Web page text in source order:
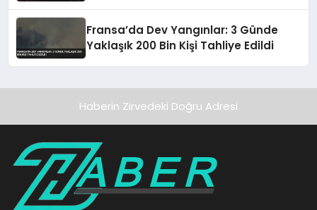
Fransa’da Dev Yangınlar: 3 Günde
Yaklaşık 200 Bin Kişi Tahliye Edildi
Haberin Zirvedeki Doğru Adresi